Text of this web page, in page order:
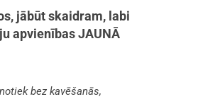
jābūt skaidram, labi
apvienības JAUNĀ
bez kavēšanās,